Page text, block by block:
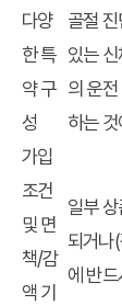
다양
한 특
약 구
성
골절
있는
의 운
하는
가입
조건
및 면
책/감
액 기
일부
되거나
에 반